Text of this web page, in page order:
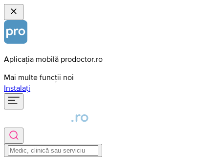
Aplicația mobilă prodoctor.ro
Mai multe funcții noi
Instalați